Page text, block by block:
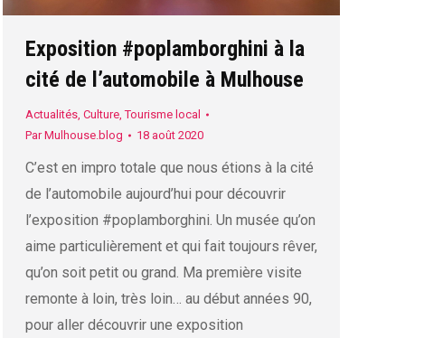
Exposition #poplamborghini à la
cité de l’automobile à Mulhouse
Actualités, Culture,Tourisme local
ParMulhouse.blog 18 août 2020
C’est en impro totale que nous étions à la cité
de l’automobile aujourd’hui pour découvrir
l’exposition #poplamborghini. Un musée qu’on
aime particulièrement et qui fait toujours rêver,
qu’on soit petit ou grand. Ma première visite
remonte à loin, très loin… au début années 90,
pour aller découvrir une exposition